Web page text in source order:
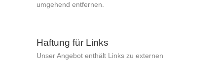
umgehend entfernen.
Haftung für Links
Unser Angebot enthält Links zu externen